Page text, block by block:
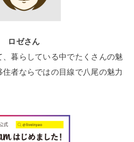
ロゼさん
、暮らしている中でたくさんの魅
者ならではの目線で八尾の魅力